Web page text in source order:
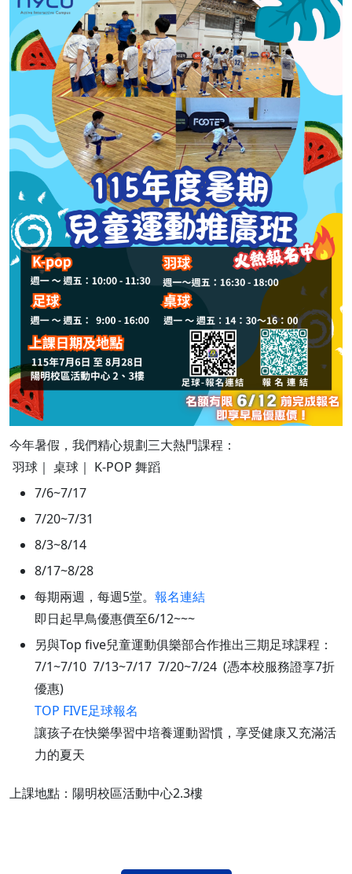
今年暑假，我們精心規劃三大熱門課程：
羽球｜ 桌球｜ K-POP 舞蹈
7/6~7/17
7/20~7/31
8/3~8/14
8/17~8/28
每期兩週，每週5堂。 報名連結
即日起早鳥優惠價至6/12~~~
另與Top five兒童運動俱樂部合作推出三期足球課程：
7/1~7/10 7/13~7/17 7/20~7/24 (憑本校服務證享7折
優惠)
TOP FIVE足球報名
讓孩子在快樂學習中培養運動習慣，享受健康又充滿活
力的夏天
上課地點：陽明校區活動中心2.3樓